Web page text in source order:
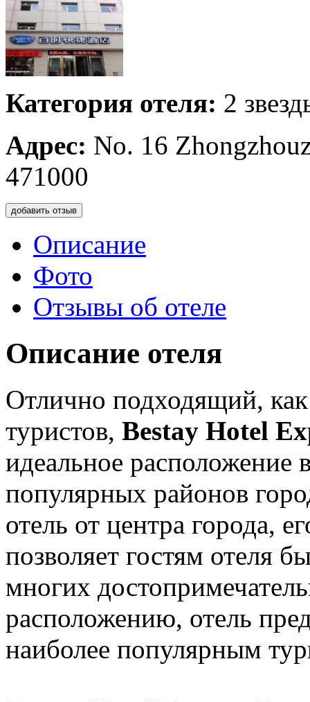
Категория отеля: 2
Адрес: No. 16
471000
добавить отзыв
Описание
Фото
Отзывы об отеле
Описание отеля
Отлично подходящий,
туристов, Bestay Hotel
идеальное расположение
популярных районов
отель от центра города,
позволяет гостям отеля
многих
расположению, отель
наиболее популярным